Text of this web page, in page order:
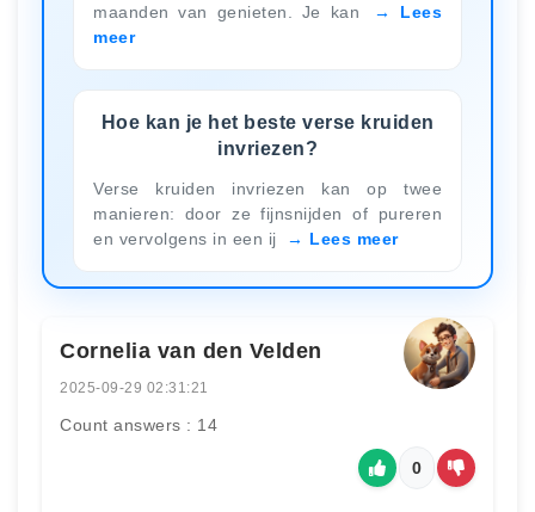
maanden van genieten. Je kan
Lees
meer
Hoe kan je het beste verse kruiden
invriezen?
Verse kruiden invriezen kan op twee
manieren: door ze fijnsnijden of pureren
en vervolgens in een ij
Lees meer
Cornelia van den Velden
2025-09-29 02:31:21
Count answers : 14
0